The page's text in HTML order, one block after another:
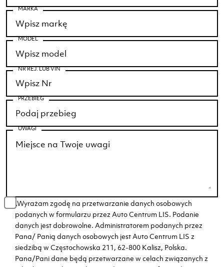
MARKA
MODEL
NR REJ. LUB VIN
PRZEBIEG
UWAGI
„Wyrażam zgodę na przetwarzanie danych osobowych
podanych w formularzu przez Auto Centrum LIS. Podanie
danych jest dobrowolne. Administratorem podanych przez
Pana/ Panią danych osobowych jest Auto Centrum LIS z
siedzibą w Częstochowska 211, 62-800 Kalisz, Polska.
Pana/Pani dane będą przetwarzane w celach związanych z